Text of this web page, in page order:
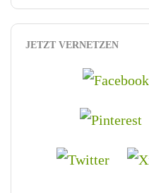
JETZT VERNETZEN